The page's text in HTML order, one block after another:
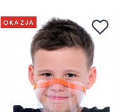
OKAZJA